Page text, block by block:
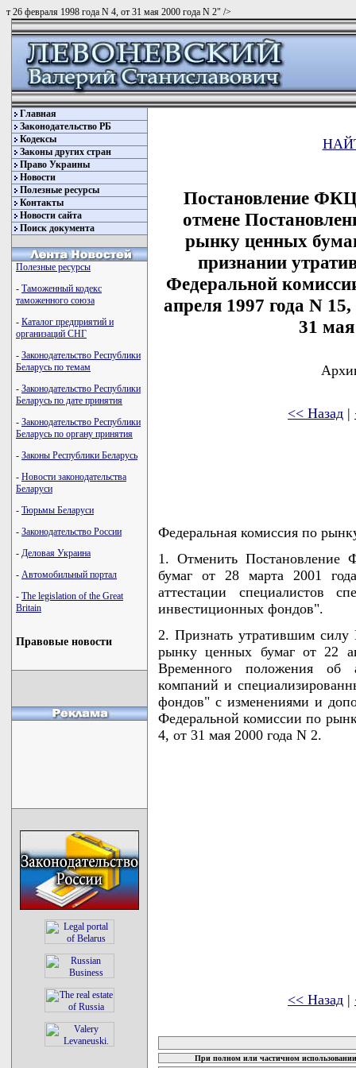
т 26 февраля 1998 года N 4, от 31 мая 2000 года N 2" />
Главная
Законодательство РБ
Кодексы
Законы других стран
Право Украины
Новости
Полезные ресурсы
Контакты
Новости сайта
Поиск документа
Полезные ресурсы
- Таможенный кодекс
таможенного союза
- Каталог предприятий и
организаций СНГ
- Законодательство Республики
Беларусь по темам
- Законодательство Республики
Беларусь по дате принятия
- Законодательство Республики
Беларусь по органу принятия
- Законы Республики Беларусь
- Новости законодательства
Беларуси
- Тюрьмы Беларуси
- Законодательство России
- Деловая Украина
- Автомобильный портал
- The legislation of the Great
Britain
Правовые новости
Постановление
отмене
рынку ценных
признании
Федеральной
апреля 1997 года N
31
<< Назад |
Федеральная комиссия по
1. Отменить Постановление
бумаг от 28 марта 2001
аттестации специалистов
инвестиционных фондов".
2. Признать утратившим силу
рынку ценных бумаг от 22
Временного положения об
компаний и
фондов" с изменениями и
Федеральной комиссии по
4, от 31 мая 2000 года N 2.
<< Назад |
При полном или частичном